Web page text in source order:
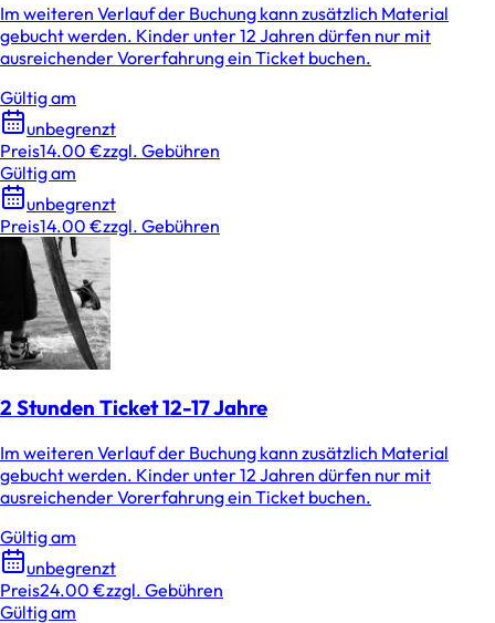
Im weiteren Verlauf der Buchung kann zusätzlich Material
gebucht werden. Kinder unter 12 Jahren dürfen nur mit
ausreichender Vorerfahrung ein Ticket buchen.
Gültig am
unbegrenzt
Preis14.00 €zzgl. Gebühren
Gültig am
unbegrenzt
Preis14.00 €zzgl. Gebühren
2 Stunden Ticket 12-17 Jahre
Im weiteren Verlauf der Buchung kann zusätzlich Material
gebucht werden. Kinder unter 12 Jahren dürfen nur mit
ausreichender Vorerfahrung ein Ticket buchen.
Gültig am
unbegrenzt
Preis24.00 €zzgl. Gebühren
Gültig am